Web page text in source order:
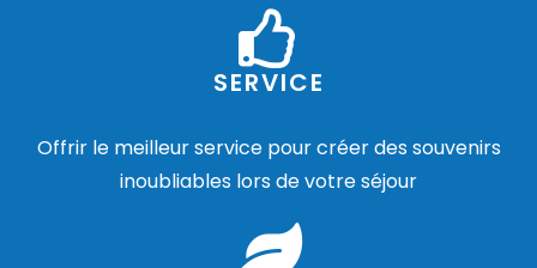
SERVICE
Offrir le meilleur service pour créer des souvenirs
inoubliables lors de votre séjour